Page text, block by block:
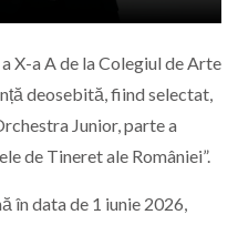
X-a A de la Colegiul de Arte
deosebită, fiind selectat,
Junior, parte a
de Tineret ale României”.
în data de 1 iunie 2026,